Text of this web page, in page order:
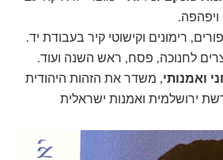
ויפהפה.
רימונים וקישוטי קיר בעבודת יד.
לחנוכה, פסח, ראש השנה ועוד.
ואמנותי, משדר את הזהות היהודית
ירושלמית ואמנות ישראלית